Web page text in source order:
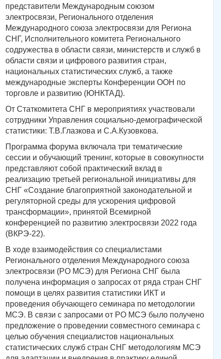
представители Международным союзом
электросвязи, Регионального отделения
Международного союза электросвязи для Региона
СНГ, Исполнительного комитета Регионального
содружества в области связи, министерств и служб в
области связи и цифрового развития стран,
национальных статистических служб, а также
международные эксперты Конференции ООН по
торговле и развитию (ЮНКТАД).
От Статкомитета СНГ в мероприятиях участвовали
сотрудники Управления социально-демографической
статистики: Т.В.Глазкова и С.А.Кузовкова.
Программа форума включала три тематические
сессии и обучающий тренинг, которые в совокупности
представляют собой практический вклад в
реализацию третьей региональной инициативы для
СНГ «Создание благоприятной законодательной и
регуляторной среды для ускорения цифровой
трансформации», принятой Всемирной
конференцией по развитию электросвязи 2022 года
(ВКРЭ-22).
В ходе взаимодействия со специалистами
Регионального отделения Международного союза
электросвязи (РО МСЭ) для Региона СНГ была
получена информация о запросах от ряда стран СНГ
помощи в целях развития статистики ИКТ и
проведения обучающего семинара по методологии
МСЭ. В связи с запросами от РО МСЭ было получено
предложение о проведении совместного семинара с
целью обучения специалистов национальных
статистических служб стран СНГ методологиям МСЭ